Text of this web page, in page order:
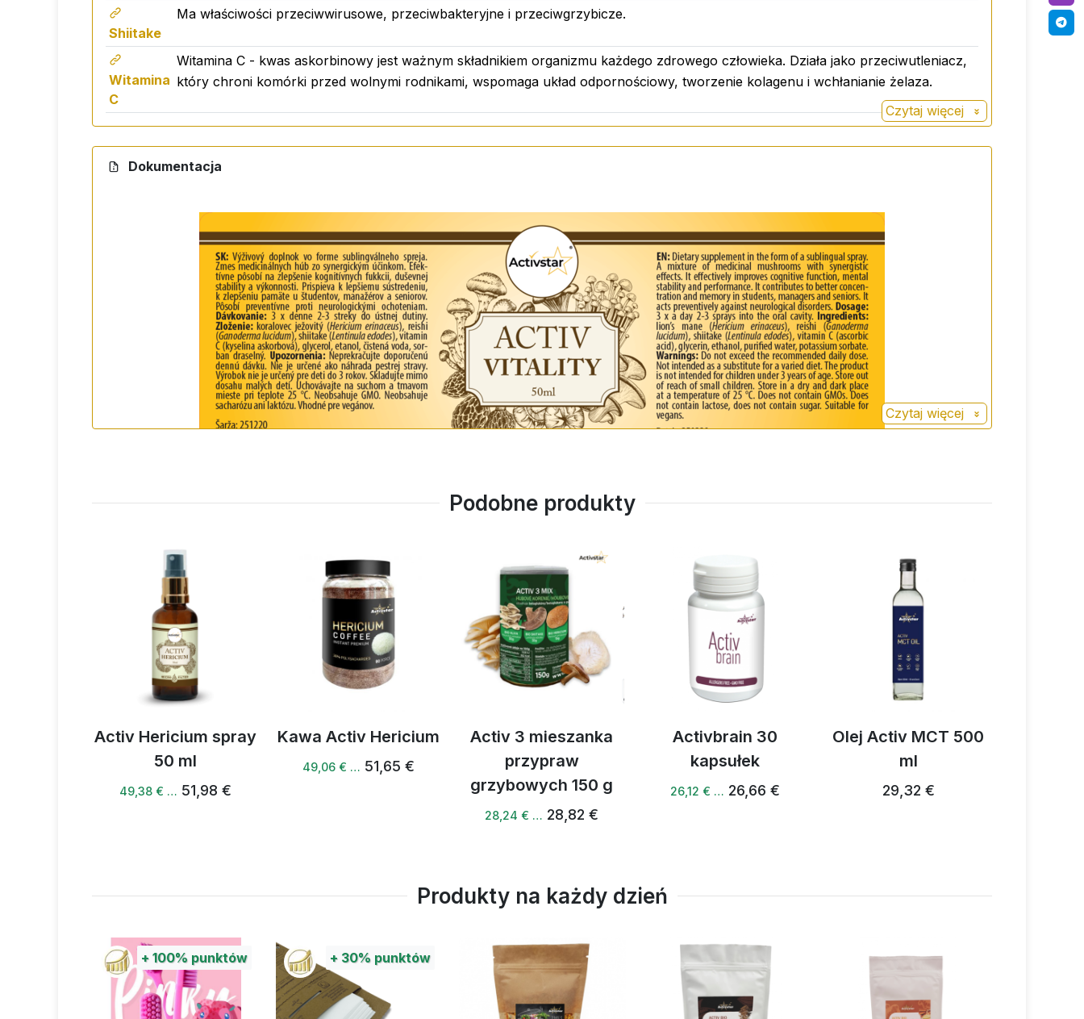
2-3 wstrzyknięcia do jamy ustnej 3 razy dziennie.
Ostrzeżenie
Nie zastępuje zróżnicowanej diety.
Przechowywać w miejscu niedostępnym dla dzieci.
Shiitake
Ma właściwości przeciwwirusowe, przeciwbakteryjne i przeciwgrzybicze.
Witamina
C
Witamina C - kwas askorbinowy jest ważnym składnikiem organizmu każdego zdrowego człowieka. Działa jako przeciwutleniacz,
który chroni komórki przed wolnymi rodnikami, wspomaga układ odpornościowy, tworzenie kolagenu i wchłanianie żelaza.
Czytaj więcej
Dokumentacja
Czytaj więcej
Podobne produkty
Activ Hericium spray
50 ml
49,38 € …51,98 €
Kawa Activ Hericium
49,06 € …51,65 €
Activ 3 mieszanka
przypraw
grzybowych 150 g
28,24 € …28,82 €
Activbrain 30
kapsułek
26,12 € …26,66 €
Olej Activ MCT 500
29,32 €
Produkty na każdy dzień
+ 100%punktów + 30%punktów